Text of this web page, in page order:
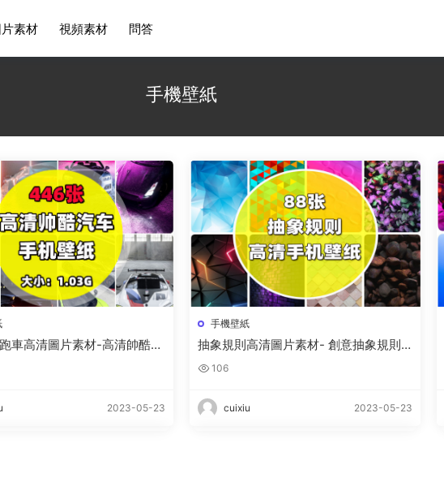
素材 視頻素材 問答
手機壁紙
車高清圖片素材-高清帥酷汽
資源下載
2023-05-23
手機壁紙
抽象規則高清圖片素材- 創意抽象規則
唯美圖集資源下載
106
cuixiu 2023-05-23